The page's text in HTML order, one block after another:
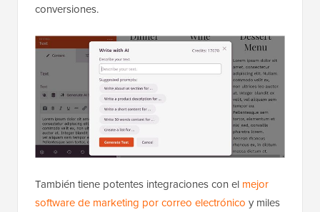
conversiones.
También tiene potentes integraciones con el mejor
software de marketing por correo electrónico y miles